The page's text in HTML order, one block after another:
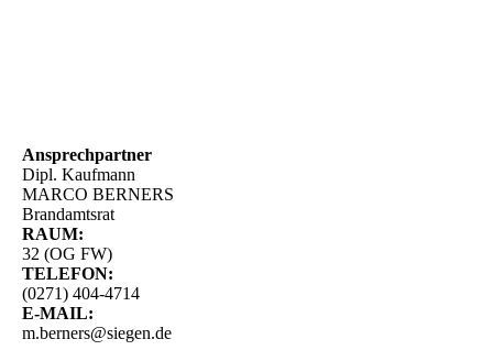
Ansprechpartner
Dipl. Kaufmann
MARCO BERNERS
Brandamtsrat
RAUM:
32 (OG FW)
TELEFON:
(0271) 404-4714
E-MAIL:
m.berners@siegen.de